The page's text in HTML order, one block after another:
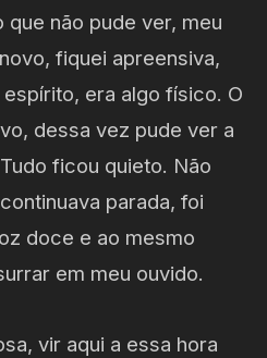
não pude ver, meu
fiquei apreensiva,
era algo físico. O
dessa vez pude ver a
ficou quieto. Não
parada, foi
doce e ao mesmo
em meu ouvido.
vir aqui a essa hora